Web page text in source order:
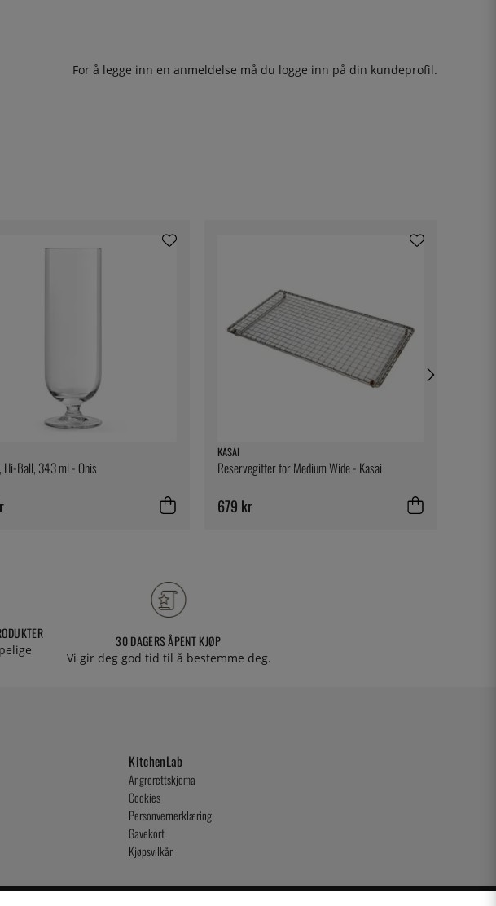
For å legge inn en anmeldelse må du logge inn på din kundeprofil.
Hi-Ball, 343 ml - Onis
KASAI
Reservegitter for Medium Wide - Kasai
679 kr
30 DAGERS ÅPENT KJØP
Vi gir deg god tid til å bestemme deg.
KitchenLab
Angrerettskjema
Cookies
Personvernerklæring
Gavekort
Kjøpsvilkår